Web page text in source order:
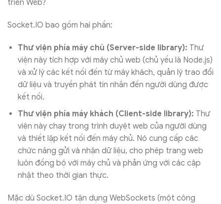
Socket.IO bao gồm hai phần:
Thư viện phía máy chủ (Server-side library): Thư
viện này tích hợp với máy chủ web (chủ yếu là Node.js)
và xử lý các kết nối đến từ máy khách, quản lý trao đổi
dữ liệu và truyền phát tin nhắn đến người dùng được
kết nối.
Thư viện phía máy khách (Client-side library): Thư
viện này chạy trong trình duyệt web của người dùng
và thiết lập kết nối đến máy chủ. Nó cung cấp các
chức năng gửi và nhận dữ liệu, cho phép trang web
luôn đồng bộ với máy chủ và phản ứng với các cập
nhật theo thời gian thực.
Mặc dù Socket.IO tận dụng WebSockets (một công